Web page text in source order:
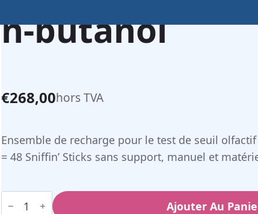
n-butanol
€268,00hors TVA
Ensemble de recharge pour le test de seuil
= 48 Sniffin’ Sticks sans support, manuel et
quantité
de Ajouter Au